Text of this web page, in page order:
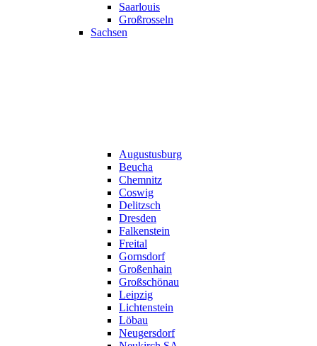
Saarlouis
Großrosseln
Sachsen
Augustusburg
Beucha
Chemnitz
Coswig
Delitzsch
Dresden
Falkenstein
Freital
Gornsdorf
Großenhain
Großschönau
Leipzig
Lichtenstein
Löbau
Neugersdorf